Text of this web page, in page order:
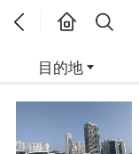
目的地